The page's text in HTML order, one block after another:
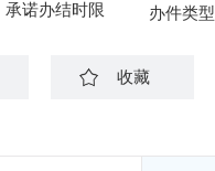
承诺办结时限
办件类型
收藏